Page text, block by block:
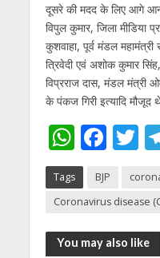
दूसरे की मदद के लिए आगे
विपुल कुमार, जिला मीडिया
कुशवाहा, पूर्व मंडल
त्रिवेदी एवं अशोक कुमार
विप्रराज दास, मंडल मंत्री
के पंकज गिरी इत्यादि मौजूद
W
h
at
s
A
F
e
b
o
T
Tags BJP
Coronavirus disease
You may also like